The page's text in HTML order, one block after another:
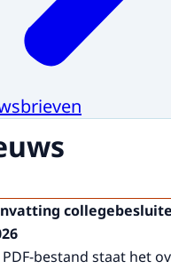
bestand staat het